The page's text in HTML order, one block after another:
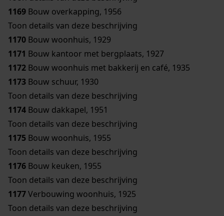
1169 Bouw overkapping, 1956
Toon details van deze beschrijving
1170 Bouw woonhuis, 1929
1171 Bouw kantoor met bergplaats, 1927
1172 Bouw woonhuis met bakkerij en café, 1935
1173 Bouw schuur, 1930
Toon details van deze beschrijving
1174 Bouw dakkapel, 1951
Toon details van deze beschrijving
1175 Bouw woonhuis, 1955
Toon details van deze beschrijving
1176 Bouw keuken, 1955
Toon details van deze beschrijving
1177Verbouwing woonhuis, 1925
Toon details van deze beschrijving